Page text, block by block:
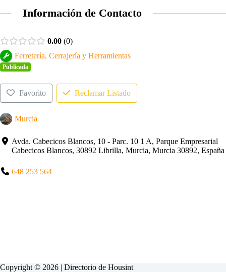
Información de Contacto
0.00 0
Ferretería, Cerrajería y Herramientas
Publicada
Favorito Reclamar Listado
Murcia
Avda. Cabecicos Blancos, 10 - Parc. 10 1 A, Parque Empresarial
Cabecicos Blancos, 30892 Librilla, Murcia, Murcia 30892, España
648 253 564
Copyright © 2026 | Directorio de Housint